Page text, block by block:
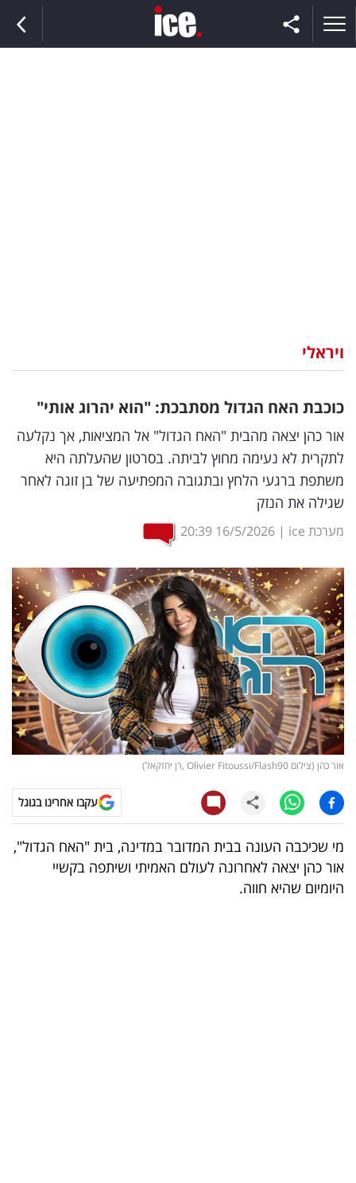
וצרכנות
וטק
שיווק
ופרסום
מדדים
ומחקרים
דעות
רכילות
עסקית
קריפטו
טלוויזיה
עסקי
ספורט
ויראלי
כוכבת האח הגדול מסתבכת: "הוא יהרוג אותי"
אור כהן יצאה מהבית "האח הגדול" אל המציאות, אך נקלעה
לתקרית לא נעימה מחוץ לביתה. בסרטון שהעלתה היא
משתפת ברגעי הלחץ ובתגובה המפתיעה של בן זוגה לאחר
שגילה את הנזק
מערכת ice |
16/5/2026
20:39
אור כהן (צילום Olivier Fitoussi/Flash90 ,רן יחזקאל)
עקבו אחרינו בגוגל
מי שכיכבה העונה בבית המדובר במדינה, בית "האח הגדול",
אור כהן יצאה לאחרונה לעולם האמיתי ושיתפה בקשיי
היומיום שהיא חווה.